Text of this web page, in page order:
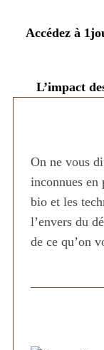
Accédez à
L’impact
On ne vous
inconnues en
bio et les
l’envers du
de ce qu’on